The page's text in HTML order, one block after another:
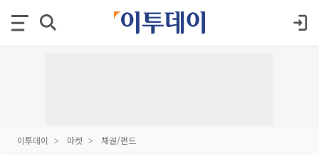
이투데이 마켓 채권/펀드